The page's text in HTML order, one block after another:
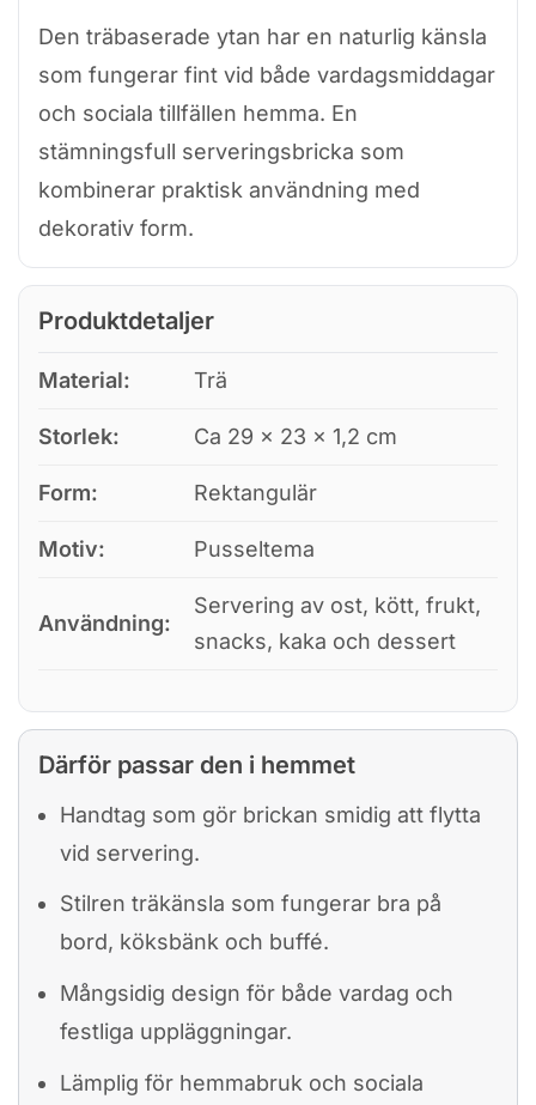
Den träbaserade ytan har en naturlig känsla
som fungerar fint vid både vardagsmiddagar
och sociala tillfällen hemma. En
stämningsfull serveringsbricka som
kombinerar praktisk användning med
dekorativ form.
Produktdetaljer
Material: Trä
Storlek: Ca 29 × 23 × 1,2 cm
Form: Rektangulär
Motiv: Pusseltema
Användning:
Servering av ost, kött, frukt,
snacks, kaka och dessert
Därför passar den i hemmet
Handtag som gör brickan smidig att flytta
vid servering.
Stilren träkänsla som fungerar bra på
bord, köksbänk och buffé.
Mångsidig design för både vardag och
festliga uppläggningar.
Lämplig för hemmabruk och sociala